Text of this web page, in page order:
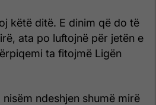
këtë ditë. E dinim që do të
ata po luftojnë për jetën e
ta fitojmë Ligën
nisëm ndeshjen shumë mirë